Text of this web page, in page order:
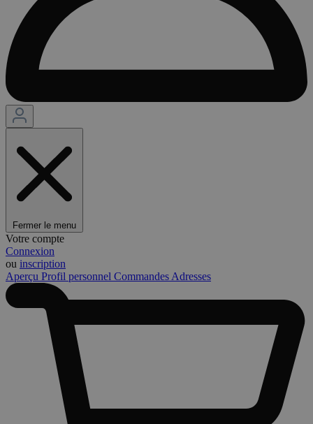
Fermer le menu
Votre compte
Connexion
ou inscription
Aperçu Profil personnel Commandes Adresses